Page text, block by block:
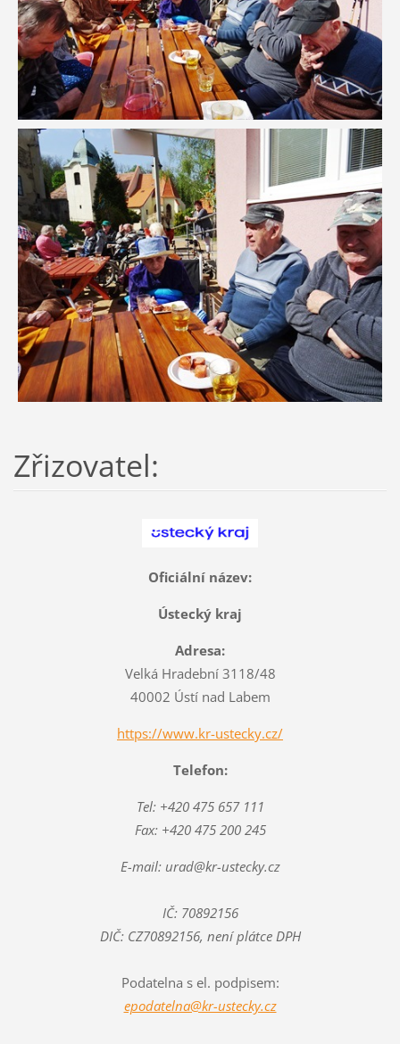
Zřizovatel:
Oficiální název:
Ústecký kraj
Adresa:
Velká Hradební 3118/48
40002 Ústí nad Labem
https://www.kr-ustecky.cz/
Telefon:
Tel: +420 475 657 111
Fax: +420 475 200 245
E-mail: urad@kr-ustecky.cz
IČ: 70892156
DIČ: CZ70892156, není plátce DPH
Podatelna s el. podpisem:
epodatelna@kr-ustecky.cz